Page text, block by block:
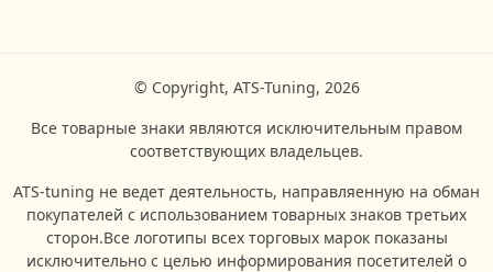
© Copyright, ATS-Tuning, 2026
Все товарные знаки являются исключительным правом
соответствующих владельцев.
ATS-tuning не ведет деятельность, направляенную на обман
покупателей с использованием товарных знаков третьих
сторон.Все логотипы всех торговых марок показаны
исключительно с целью информирования посетителей о